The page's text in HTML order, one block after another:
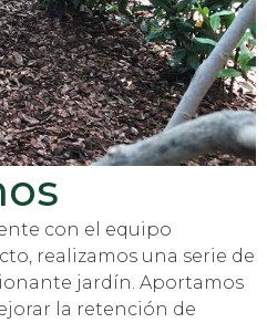
con el equipo
realizamos una serie de
jardín. Aportamos
la retención de